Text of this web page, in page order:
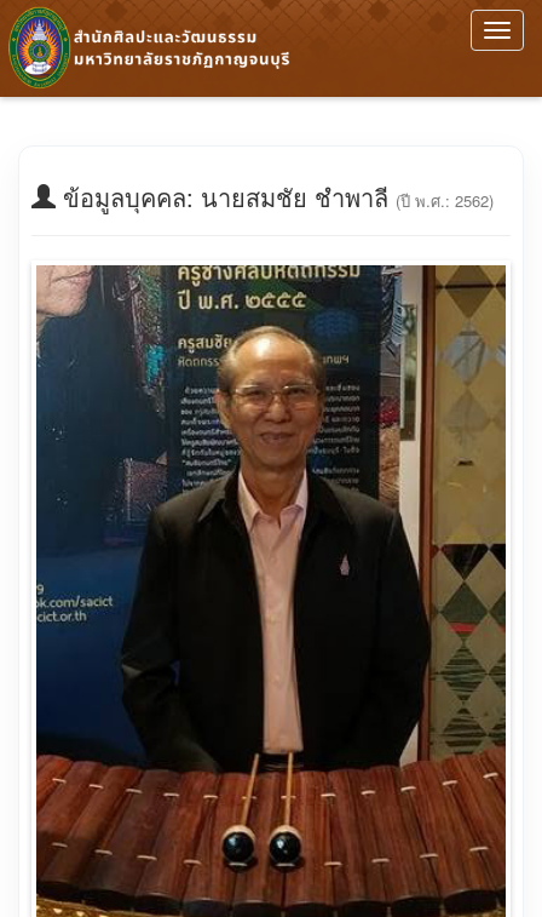
ข้อมูลบุคคล: นายสมชัย ชำพาลี (ปี พ.ศ.: 2562)